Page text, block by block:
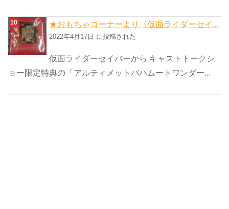
★おもちゃコーナーより〈仮面ライダーセイ...
2022年4月17日 に投稿された
仮面ライダーセイバーから キャストトークシ
ョー限定特典の「アルティメットバハムートワンダー...